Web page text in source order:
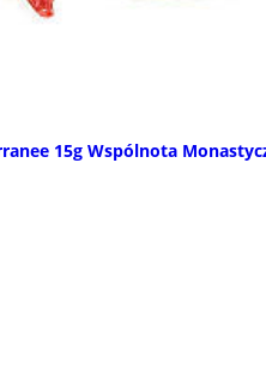
15g Wspólnota